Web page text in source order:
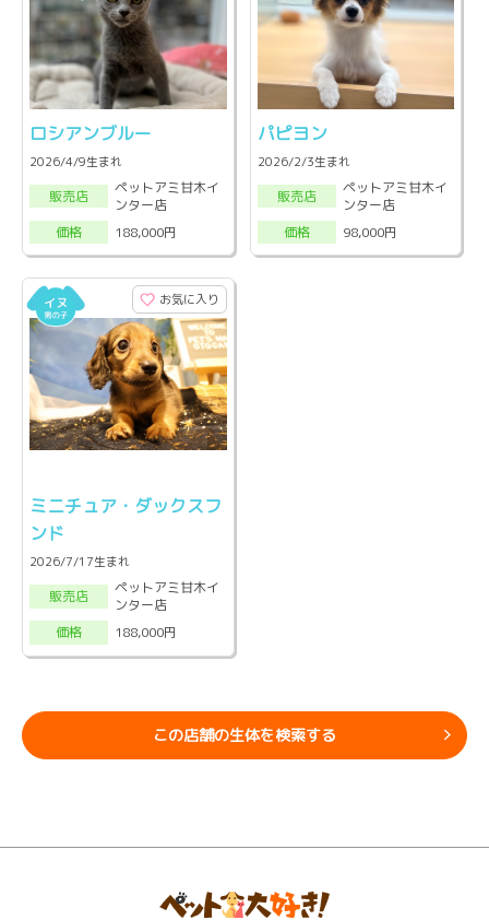
ロシアンブルー
2026/4/9生まれ
販売店
ペットアミ甘木イ
ンター店
価格
188,000円
パピヨン
2026/2/3生まれ
販売店
ペットアミ甘木イ
ンター店
価格
98,000円
お気に入り
ミニチュア・ダックスフ
ンド
2026/7/17生まれ
販売店
ペットアミ甘木イ
ンター店
価格
188,000円
この店舗の生体を検索する